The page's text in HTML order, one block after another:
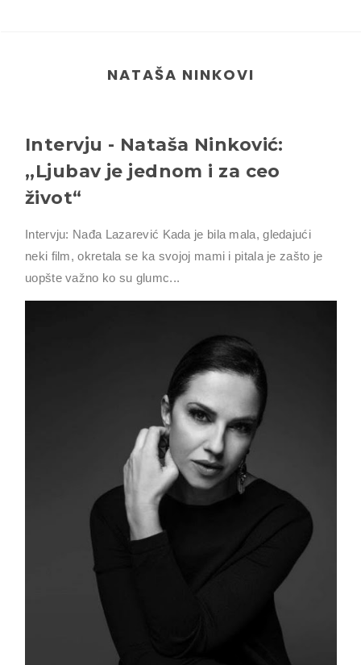
NATAŠA NINKOVI
Intervju - Nataša Ninković:
,,Ljubav je jednom i za ceo
život“
Intervju: Nađa Lazarević Kada je bila mala, gledajući
neki film, okretala se ka svojoj mami i pitala je zašto je
uopšte važno ko su glumc...